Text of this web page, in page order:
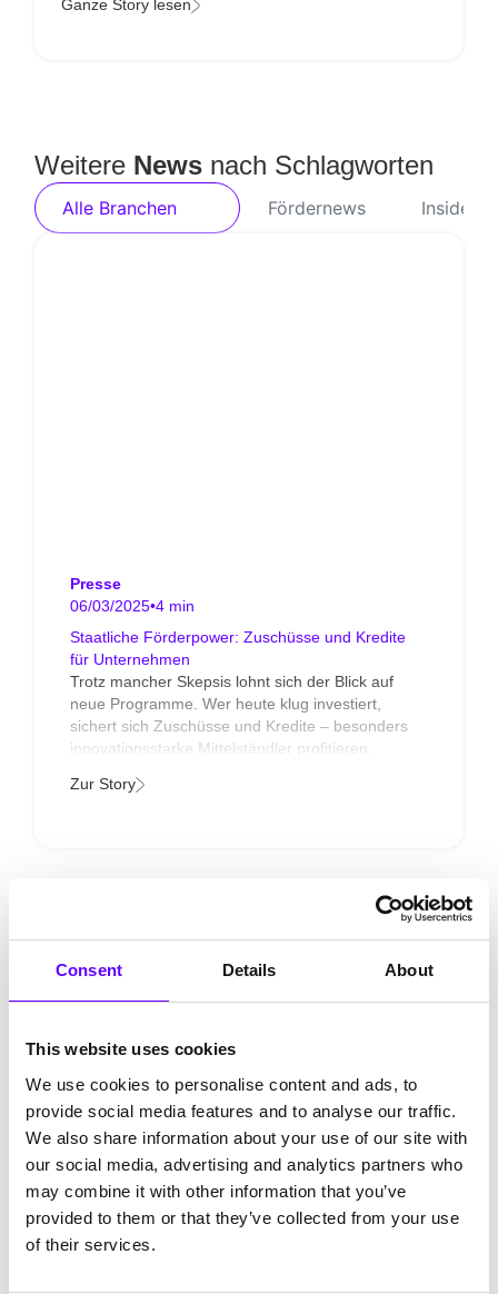
Consent Details About
This website uses cookies
We use cookies to personalise content and ads, to
provide social media features and to analyse our traffic.
We also share information about your use of our site with
our social media, advertising and analytics partners who
may combine it with other information that you’ve
provided to them or that they’ve collected from your use
of their services.
Ganze Story lesen
Weitere News nach Schlagworten
Fördernews Inside
Alle Branchen
Presse
06/03/2025•4 min
Staatliche Förderpower: Zuschüsse und Kredite
für Unternehmen
Trotz mancher Skepsis lohnt sich der Blick auf
neue Programme. Wer heute klug investiert,
sichert sich Zuschüsse und Kredite – besonders
innovationsstarke Mittelständler profitieren.
Zur Story
17/12/2024•2 min
Unsere Spendenaktionen & Patenschaften 2024
Erfahren Sie mehr über die Spendenaktionen von
PFIF im Jahr 2024. Entdecken Sie, wie wir